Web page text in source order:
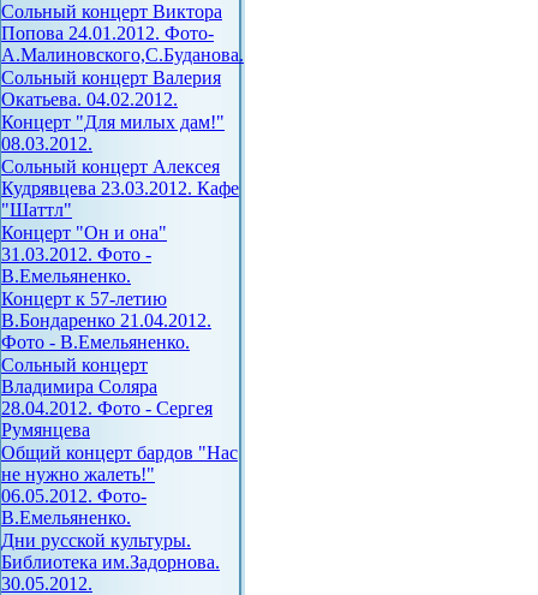
Сольный концерт Виктора
Попова 24.01.2012. Фото-
А.Малиновского,С.Буданова.
Сольный концерт Валерия
Окатьева. 04.02.2012.
Концерт "Для милых дам!"
08.03.2012.
Сольный концерт Алексея
Кудрявцева 23.03.2012. Кафе
"Шаттл"
Концерт "Он и она"
31.03.2012. Фото -
В.Емельяненко.
Концерт к 57-летию
В.Бондаренко 21.04.2012.
Фото - В.Емельяненко.
Сольный концерт
Владимира Соляра
28.04.2012. Фото - Сергея
Румянцева
Общий концерт бардов "Нас
не нужно жалеть!"
06.05.2012. Фото-
В.Емельяненко.
Дни русской культуры.
Библиотека им.Задорнова.
30.05.2012.